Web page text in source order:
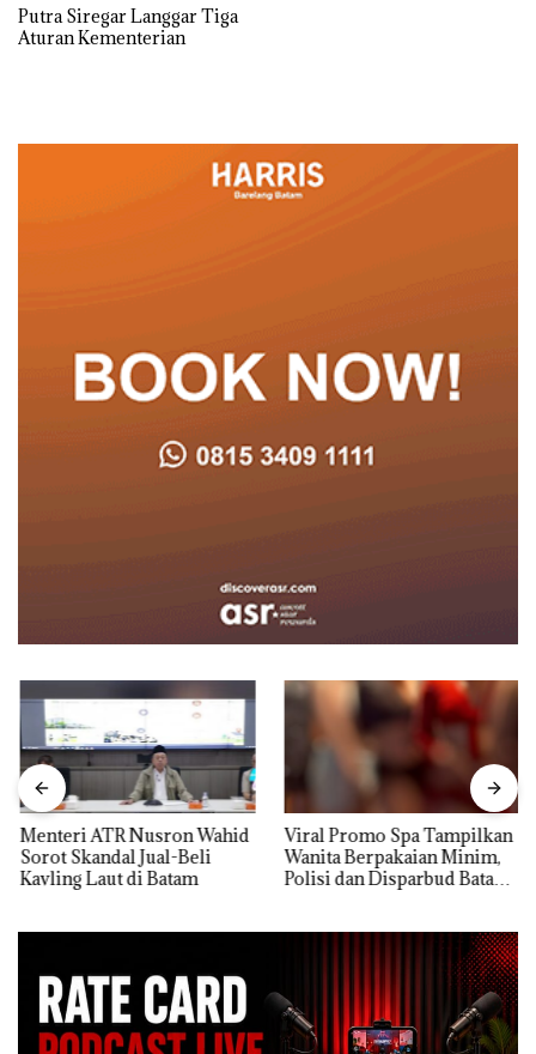
Putra Siregar Langgar Tiga
Aturan Kementerian
Menteri ATR Nusron Wahid
Sorot Skandal Jual-Beli
Kavling Laut di Batam
Viral Promo Spa Tampilkan
Wanita Berpakaian Minim,
Polisi dan Disparbud Batam